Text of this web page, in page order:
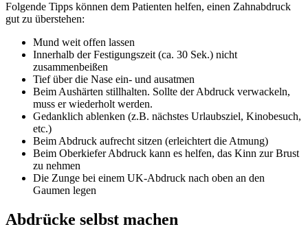
Folgende Tipps können dem Patienten helfen, einen Zahnabdruck
gut zu überstehen:
Mund weit offen lassen
Innerhalb der Festigungszeit (ca. 30 Sek.) nicht
zusammenbeißen
Tief über die Nase ein- und ausatmen
Beim Aushärten stillhalten. Sollte der Abdruck verwackeln,
muss er wiederholt werden.
Gedanklich ablenken (z.B. nächstes Urlaubsziel, Kinobesuch,
etc.)
Beim Abdruck aufrecht sitzen (erleichtert die Atmung)
Beim Oberkiefer Abdruck kann es helfen, das Kinn zur Brust
zu nehmen
Die Zunge bei einem UK-Abdruck nach oben an den
Gaumen legen
Abdrücke selbst machen